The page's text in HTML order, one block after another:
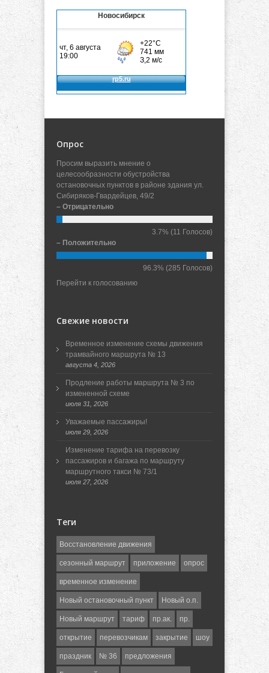
Новосибирск
Опрос
Просим выразить мнение о
целесообразности обустройства
остановочных пунктов в районе здания ул.
Сибиряков-Гвардейцев, 49/2
– Отрицательно
3.7% (11 Голосов)
– Положительно
96.3% (285 Голосов)
Перейти к голосованию
Свежие новости
Временное изменение схемы движения
трамвайного маршрута № 13
августа 4, 2026
Продление работы маршрута № 3 по
измененной схеме
июля 31, 2026
Уважаемые пассажиры!
июля 29, 2026
Изменение тарифа на перевозку
пассажиров и багажа по маршруту
маршрутного такси № 73/1
июля 27, 2026
Теги
Восстановление движения
сезонный маршрут приложение опрос
временное изменение
Новый остановочный пункт Новый о.п.
Новый маршрут тариф пр.ак. пр.
открытие перевозчикам закрытие шоу
праздник № 36 предложения